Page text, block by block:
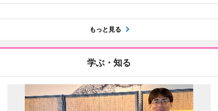
もっと見る
学ぶ・知る